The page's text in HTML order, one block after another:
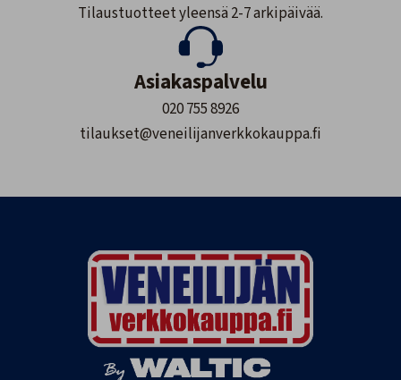
Tilaustuotteet yleensä 2-7 arkipäivää.
Asiakaspalvelu
020 755 8926
tilaukset@veneilijanverkkokauppa.fi